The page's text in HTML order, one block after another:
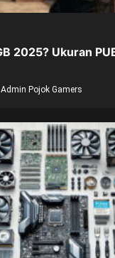
2025? Ukuran
Admin Pojok Gamers